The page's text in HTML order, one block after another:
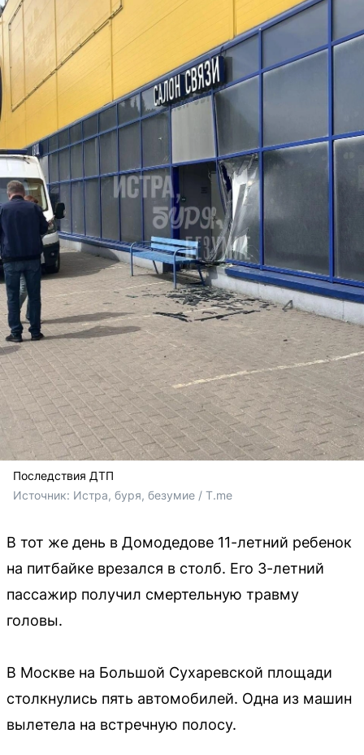
Последствия ДТП
Источник: Истра, буря, безумие / T.me
В тот же день в Домодедове 11-летний ребенок
на питбайке врезался в столб. Его 3-летний
пассажир получил смертельную травму
головы.
В Москве на Большой Сухаревской площади
столкнулись пять автомобилей. Одна из машин
вылетела на встречную полосу.